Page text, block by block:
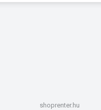
shoprenter.hu